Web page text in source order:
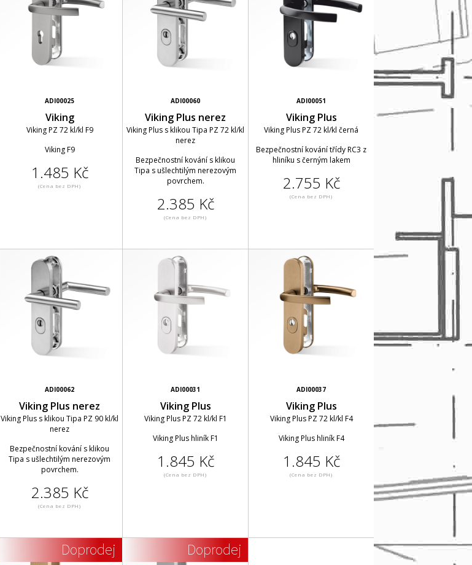
ADI00025
Viking
Viking PZ 72 kl/kl F9
Viking F9
1.485 Kč
(Cena bez DPH)
ADI00060
Viking Plus nerez
Viking Plus s klikou Tipa PZ 72 kl/kl
nerez
Bezpečnostní kování s klikou
Tipa s ušlechtilým nerezovým
povrchem.
2.385 Kč
(Cena bez DPH)
ADI00051
Viking Plus
Viking Plus PZ 72 kl/kl černá
Bezpečnostní kování třídy RC3 z
hliníku s černým lakem
2.755 Kč
(Cena bez DPH)
ADI00062
Viking Plus nerez
Viking Plus s klikou Tipa PZ 90 kl/kl
nerez
Bezpečnostní kování s klikou
Tipa s ušlechtilým nerezovým
povrchem.
2.385 Kč
(Cena bez DPH)
ADI00031
Viking Plus
Viking Plus PZ 72 kl/kl F1
Viking Plus hliník F1
1.845 Kč
(Cena bez DPH)
ADI00037
Viking Plus
Viking Plus PZ 72 kl/kl F4
Viking Plus hliník F4
1.845 Kč
(Cena bez DPH)
Doprodej Doprodej